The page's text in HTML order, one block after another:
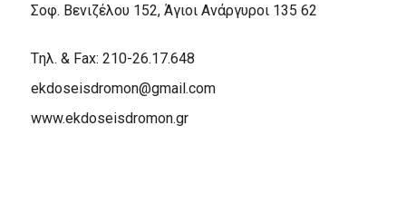
Σοφ. Βενιζέλου 152, Άγιοι Ανάργυροι 135 62
Tηλ. & Fax: 210-26.17.648
ekdoseisdromon@gmail.com
www.ekdoseisdromon.gr